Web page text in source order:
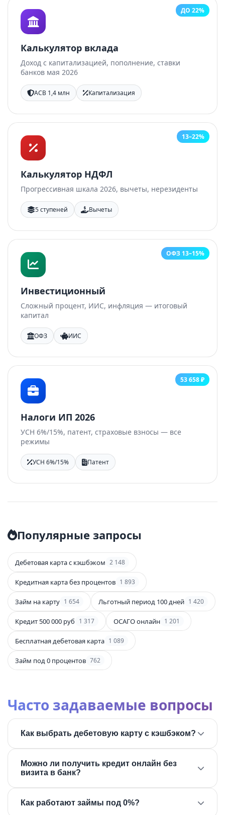
ДО 22%
Калькулятор вклада
Доход с капитализацией, пополнение, ставки
банков мая 2026
АСВ 1,4 млн Капитализация
13–22%
Калькулятор НДФЛ
Прогрессивная шкала 2026, вычеты, нерезиденты
5 ступеней Вычеты
ОФЗ 13–15%
Инвестиционный
Сложный процент, ИИС, инфляция — итоговый
капитал
ОФЗ ИИС
53 658 ₽
Налоги ИП 2026
УСН 6%/15%, патент, страховые взносы — все
режимы
УСН 6%/15% Патент
Популярные запросы
Дебетовая карта с кэшбэком 2 148
Кредитная карта без процентов 1 893
Займ на карту 1 654 Льготный период 100 дней 1 420
Кредит 500 000 руб 1 317 ОСАГО онлайн 1 201
Бесплатная дебетовая карта 1 089
Займ под 0 процентов 762
Часто задаваемые вопросы
Как выбрать дебетовую карту с кэшбэком?
повышенного вознаграждения и условия
Можно ли получить кредит онлайн без
визита в банк?
заявки с решением за 15 минут.
Как работают займы под 0%?